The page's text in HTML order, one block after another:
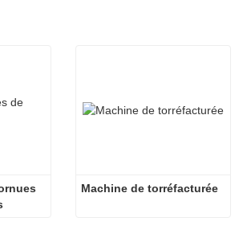
Machine de torréfacturée